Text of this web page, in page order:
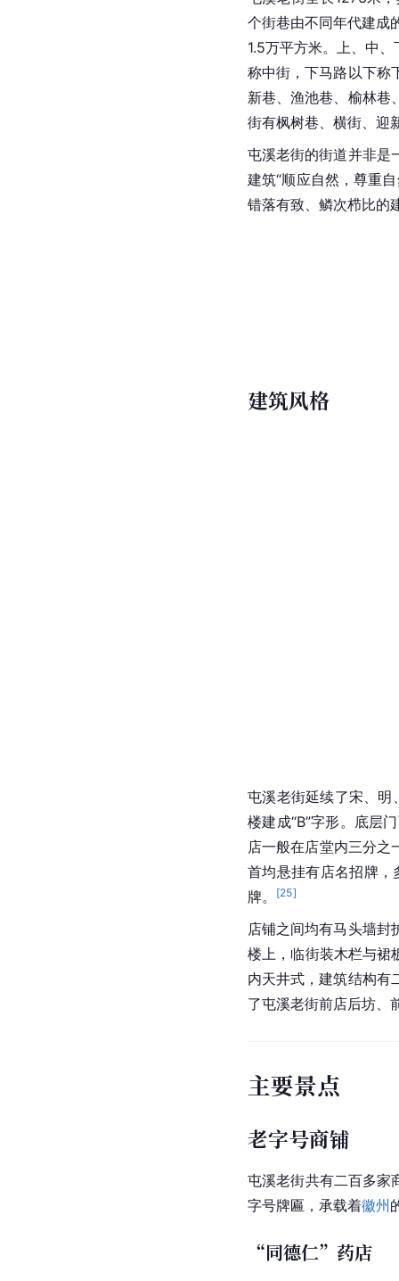
个街巷由不同年代建成
1.5万平方米。上、中
称中街，下马路以下称
新巷、渔池巷、榆林巷
街有枫树巷、横街、迎
屯溪老街的街道并非是
建筑“顺应自然，尊重
错落有致、鳞次栉比的
建筑风格
屯溪老街延续了宋、明
楼建成“B”字形。底层
店一般在店堂内三分之
首均悬挂有店名招牌
牌。
[25]
店铺之间均有马头墙封
楼上，临街装木栏与裙
内天井式，建筑结构有
了屯溪老街前店后坊、
主要景点
老字号商铺
屯溪老街共有二百多家
字号牌匾，承载着徽州
“同德仁”药店